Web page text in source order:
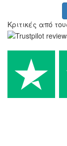
Κριτικές από